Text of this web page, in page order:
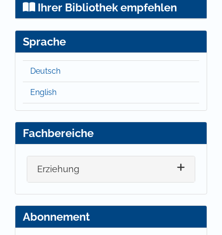
Ihrer Bibliothek empfehlen
Sprache
Deutsch
English
Fachbereiche
Erziehung
Abonnement